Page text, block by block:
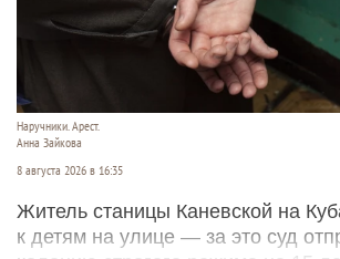
Наручники. Арест.
Анна Зайкова
8 августа 2026 в 16:35
Житель станицы Каневской на
к детям на улице — за это суд